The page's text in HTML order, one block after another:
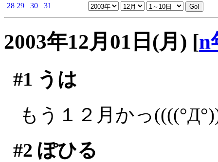
28 29 30 31
2003年12月01日(月) [n
#1 うは
もう１２月かっ
#2 ぽひる